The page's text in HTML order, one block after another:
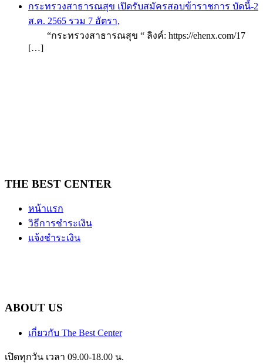
กระทรวงสาธารณสุข เปิดรับสมัครสอบข้าราชการ บัดนี้-2
ส.ค. 2565 รวม 7 อัตรา,
“กระทรวงสาธารณสุข “ ลิงค์: https://ehenx.com/17
[…]
THE BEST CENTER
หน้าแรก
วิธีการชำระเงิน
แจ้งชำระเงิน
ABOUT US
เกี่ยวกับ The Best Center
เปิดทุกวัน เวลา 09.00-18.00 น.